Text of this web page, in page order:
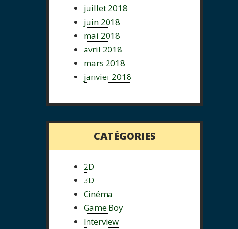
juillet 2018
juin 2018
mai 2018
avril 2018
mars 2018
janvier 2018
CATÉGORIES
2D
3D
Cinéma
Game Boy
Interview